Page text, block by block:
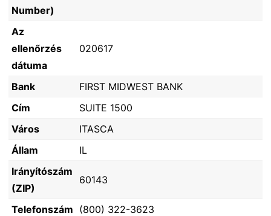
Number)
Az
ellenőrzés
dátuma
020617
Bank
FIRST MIDWEST BANK
Cím
SUITE 1500
Város
ITASCA
Állam
IL
Irányítószám
(ZIP)
60143
Telefonszám (800) 322-3623